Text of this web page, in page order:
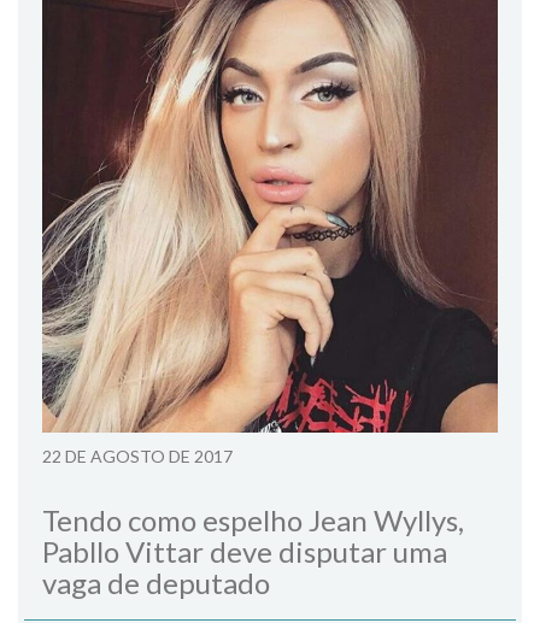
22 DE AGOSTO DE 2017
Tendo como espelho Jean Wyllys,
Pabllo Vittar deve disputar uma
vaga de deputado